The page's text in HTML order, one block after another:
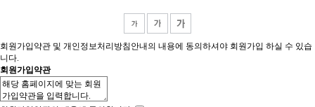
회원가입약관 및 개인정보처리방침안내의 내용에 동의하셔야 회원가입 하실 수 있습
니다.
회원가입약관